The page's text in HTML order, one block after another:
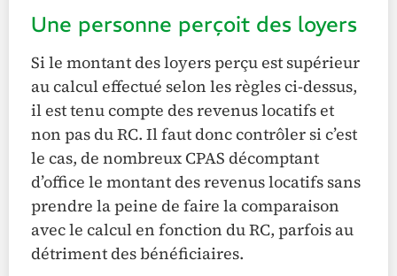
Une personne perçoit des loyers
Si le montant des loyers perçu est supérieur
au calcul effectué selon les règles ci-dessus,
il est tenu compte des revenus locatifs et
non pas du RC. Il faut donc contrôler si c’est
le cas, de nombreux CPAS décomptant
d’office le montant des revenus locatifs sans
prendre la peine de faire la comparaison
avec le calcul en fonction du RC, parfois au
détriment des bénéficiaires.